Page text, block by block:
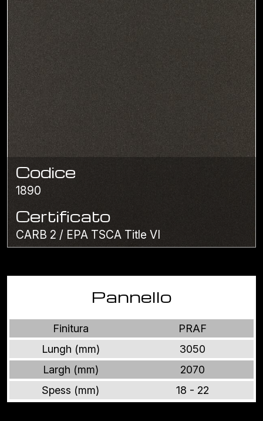
Codice
1890
Certificato
CARB 2 / EPA TSCA Title VI
Pannello
Finitura
PRAF
Lungh (mm)
3050
Largh (mm)
2070
Spess (mm)
18 - 22